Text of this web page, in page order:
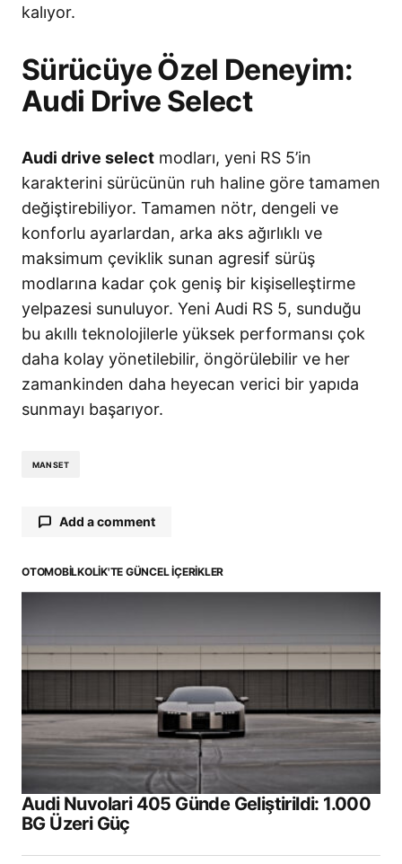
kalıyor.
Sürücüye Özel Deneyim:
Audi Drive Select
Audi drive select modları, yeni RS 5’in
karakterini sürücünün ruh haline göre tamamen
değiştirebiliyor. Tamamen nötr, dengeli ve
konforlu ayarlardan, arka aks ağırlıklı ve
maksimum çeviklik sunan agresif sürüş
modlarına kadar çok geniş bir kişiselleştirme
yelpazesi sunuluyor. Yeni Audi RS 5, sunduğu
bu akıllı teknolojilerle yüksek performansı çok
daha kolay yönetilebilir, öngörülebilir ve her
zamankinden daha heyecan verici bir yapıda
sunmayı başarıyor.
MANSET
Add a comment
E-posta adresiniz yayınlanmayacak. Gerekli
Comment*
Your Name*
Your E-mail*
OTOMOBILKOLIK'TE GÜNCEL İÇERIKLER
Audi Nuvolari 405 Günde Geliştirildi: 1.000
BG Üzeri Güç